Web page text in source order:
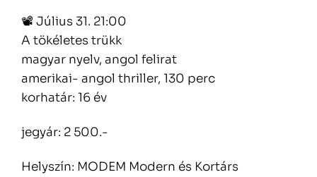
📽️ Július 31. 21:00
A tökéletes trükk
magyar nyelv, angol felirat
amerikai- angol thriller, 130 perc
korhatár: 16 év
jegyár: 2 500.-
Helyszín: MODEM Modern és Kortárs